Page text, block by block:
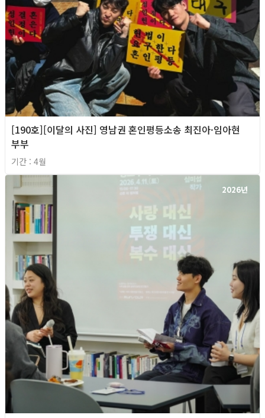
[190호][이달의 사진] 영남권 혼인평등소송 최진아·임아현
부부
기간 : 4월
2026년